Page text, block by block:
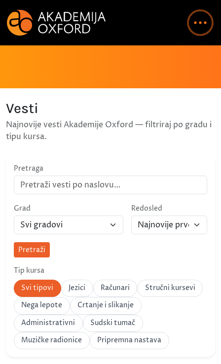
Vesti
Najnovije vesti Akademije Oxford — filtriraj po gradu i
tipu kursa.
Pretraga
Grad Redosled
Pretraži
Tip kursa
Svi tipovi Jezici Računari
Stručni kursevi
Nega lepote
Crtanje i slikanje
Administrativni
Sudski tumač
Muzičke radionice
Pripremna nastava